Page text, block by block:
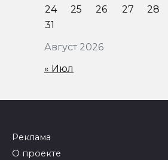
Август 2026
24
25 26 27 28
31
« Июл
Реклама
О проекте